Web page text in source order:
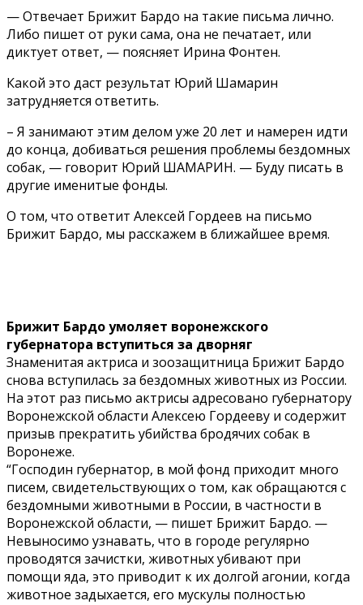
— Отвечает Брижит Бардо на такие письма лично.
Либо пишет от руки сама, она не печатает, или
диктует ответ, — поясняет Ирина Фонтен.
Какой это даст результат Юрий Шамарин
затрудняется ответить.
– Я занимают этим делом уже 20 лет и намерен идти
до конца, добиваться решения проблемы бездомных
собак, — говорит Юрий ШАМАРИН. — Буду писать в
другие именитые фонды.
О том, что ответит Алексей Гордеев на письмо
Брижит Бардо, мы расскажем в ближайшее время.
Брижит Бардо умоляет воронежского
губернатора вступиться за дворняг
Знаменитая актриса и зоозащитница Брижит Бардо
снова вступилась за бездомных животных из России.
На этот раз письмо актрисы адресовано губернатору
Воронежской области Алексею Гордееву и содержит
призыв прекратить убийства бродячих собак в
Воронеже.
“Господин губернатор, в мой фонд приходит много
писем, свидетельствующих о том, как обращаются с
бездомными животными в России, в частности в
Воронежской области, — пишет Брижит Бардо. —
Невыносимо узнавать, что в городе регулярно
проводятся зачистки, животных убивают при
помощи яда, это приводит к их долгой агонии, когда
животное задыхается, его мускулы полностью